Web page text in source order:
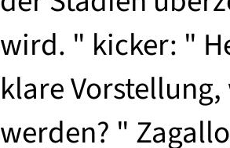
wird. " kicker: "
klare
werden? "